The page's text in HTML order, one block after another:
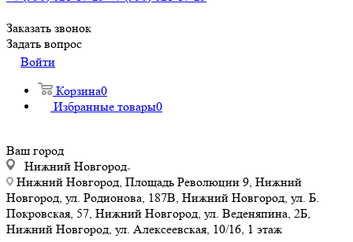
Заказать звонок
Задать вопрос
Войти
Корзина0
Избранные товары0
Ваш город
Нижний Новгород
Нижний Новгород, Площадь Революции 9, Нижний
Новгород, ул. Родионова, 187В, Нижний Новгород, ул. Б.
Покровская, 57, Нижний Новгород, ул. Веденяпина, 2Б,
Нижний Новгород, ул. Алексеевская, 10/16, 1 этаж